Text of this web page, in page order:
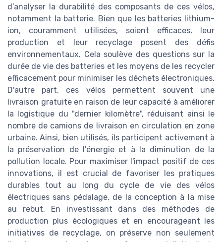
d’analyser la durabilité des composants de ces vélos,
notamment la batterie. Bien que les batteries lithium-
ion, couramment utilisées, soient efficaces, leur
production et leur recyclage posent des défis
environnementaux. Cela soulève des questions sur la
durée de vie des batteries et les moyens de les recycler
efficacement pour minimiser les déchets électroniques.
D'autre part, ces vélos permettent souvent une
livraison gratuite en raison de leur capacité à améliorer
la logistique du "dernier kilomètre", réduisant ainsi le
nombre de camions de livraison en circulation en zone
urbaine. Ainsi, bien utilisés, ils participent activement à
la préservation de l'énergie et à la diminution de la
pollution locale. Pour maximiser l'impact positif de ces
innovations, il est crucial de favoriser les pratiques
durables tout au long du cycle de vie des vélos
électriques sans pédalage, de la conception à la mise
au rebut. En investissant dans des méthodes de
production plus écologiques et en encourageant les
initiatives de recyclage, on préserve non seulement